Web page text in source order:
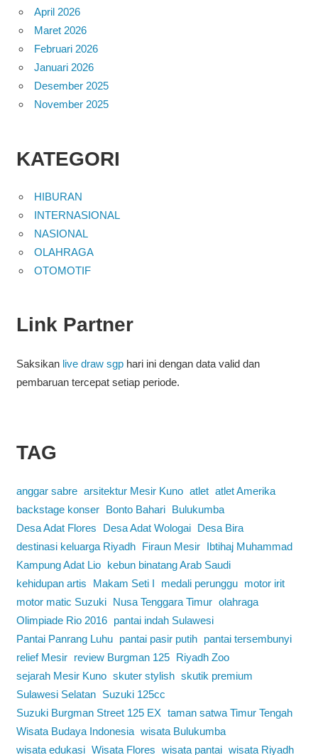
April 2026
Maret 2026
Februari 2026
Januari 2026
Desember 2025
November 2025
KATEGORI
HIBURAN
INTERNASIONAL
NASIONAL
OLAHRAGA
OTOMOTIF
Link Partner
Saksikan live draw sgphari ini dengan data valid dan
pembaruan tercepat setiap periode.
TAG
anggar sabre arsitektur Mesir Kuno atlet atlet Amerika
backstage konser
Bonto Bahari
Bulukumba
Desa Adat Flores
Desa Adat Wologai
Desa Bira
destinasi keluarga Riyadh
Firaun Mesir
Ibtihaj Muhammad
Kampung Adat Lio
kebun binatang Arab Saudi
kehidupan artis
Makam Seti I medali perunggu
motor irit
motor matic Suzuki
Nusa Tenggara Timur olahraga
Olimpiade Rio 2016
pantai indah Sulawesi
Pantai Panrang Luhu
pantai pasir putih
pantai tersembunyi
relief Mesir
review Burgman 125
Riyadh Zoo
sejarah Mesir Kuno skuter stylish skutik premium
Sulawesi Selatan
Suzuki 125cc
Suzuki Burgman Street 125 EX taman satwa Timur Tengah
Wisata Budaya Indonesia wisata Bulukumba
wisata edukasi Wisata Flores wisata pantai wisata Riyadh